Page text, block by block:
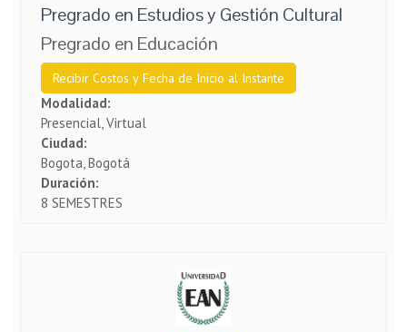
Pregrado en Estudios y Gestión Cultural
Pregrado en Educación
Recibir Costos y Fecha de Inicio al Instante
Modalidad:
Presencial, Virtual
Ciudad:
Bogota, Bogotá
Duración:
8 SEMESTRES